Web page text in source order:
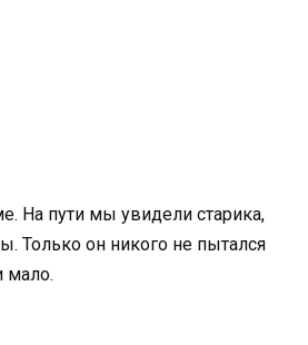
На пути мы увидели старика,
Только он никого не пытался
мало.